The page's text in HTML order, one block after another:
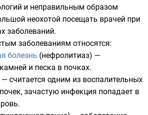
и неправильным образом
неохотой посещать врачей при
заболеваний.
заболеваниям относятся:
болезнь (нефролитиаз) —
и песка в почках.
— считается одним из воспалительных
зачастую инфекция попадает в